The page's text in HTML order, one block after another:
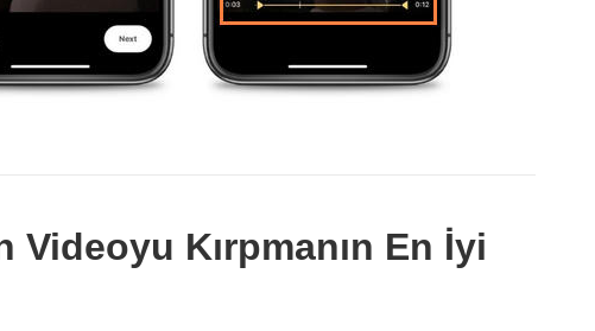
Kırpmanın En İyi